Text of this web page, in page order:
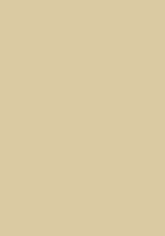
chargeur de
en
un traitement